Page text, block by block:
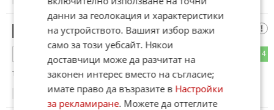
обаче стадото му ще скърби за
4
тиквата ако загуби
15.04.2026
данни за геолокация и характеристики
на устройството. Вашият избор важи
само за този уебсайт. Някои
доставчици може да разчитат на
законен интерес вместо на съгласие;
имате право да възразите в Настройки
за рекламиране. Можете да оттеглите